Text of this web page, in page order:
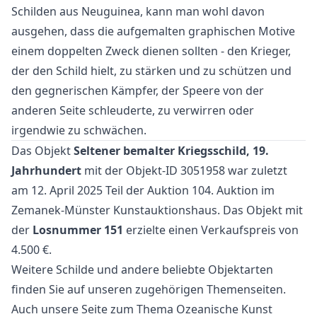
Schilden aus Neuguinea, kann man wohl davon
ausgehen, dass die aufgemalten graphischen Motive
einem doppelten Zweck dienen sollten - den Krieger,
der den Schild hielt, zu stärken und zu schützen und
den gegnerischen Kämpfer, der Speere von der
anderen Seite schleuderte, zu verwirren oder
irgendwie zu schwächen.
Das ObjektSeltener bemalter Kriegsschild, 19.
Jahrhundert mit der Objekt-ID 3051958 war zuletzt
am 12. April 2025 Teil der Auktion 104. Auktion im
Zemanek-Münster Kunstauktionshaus. Das Objekt mit
der Losnummer 151 erzielte einen Verkaufspreis von
4.500 €.
WeitereSchilde und andere beliebte Objektarten
finden Sie auf unseren zugehörigen Themenseiten.
Auch unsere Seite zum Thema Ozeanische Kunst